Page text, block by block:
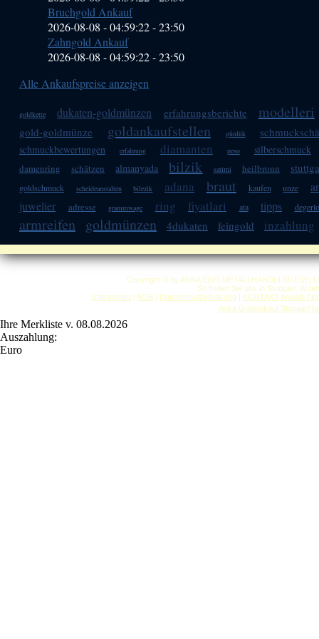
Bruchgold Ankauf
2026-08-08 - 04:59:22-23:50
Zahngold Ankauf
2026-08-08 - 04:59:22-23:50
Alle Ankaufspreise anzeigen
goldkette dukaten-goldmünzen erfahrungsberichte modelleri
gold-goldmünze goldankaufstellen günlük
schmuckbewertungen erfahrung diamanten peso silberschmuck
damenring schätzen almanyada bilzik satimi heilbronn
goldschmuck scheideanstalten bilezik adana braut kaufen unze
juwelier
adresse grammwage ring fiyatlari ata tipps
armreifen goldmünzen 4dukaten feingold inzahlung
Copyright © by ANKA
So finden Sie uns in Stuttgart:
Impressum | AGB | Datenschutzerklärung | KONTAKT Anwalt-
Anka Goldankauf Stuttgart
Ihre Merkliste v. 08.08.2026
Auszahlung:
Euro